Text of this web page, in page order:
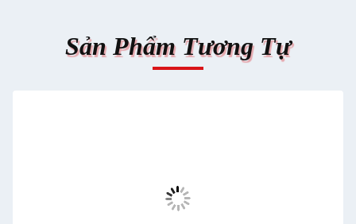
Sản Phẩm Tương Tự